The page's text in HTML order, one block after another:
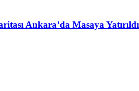
Ankara’da Masaya Yatırıldı